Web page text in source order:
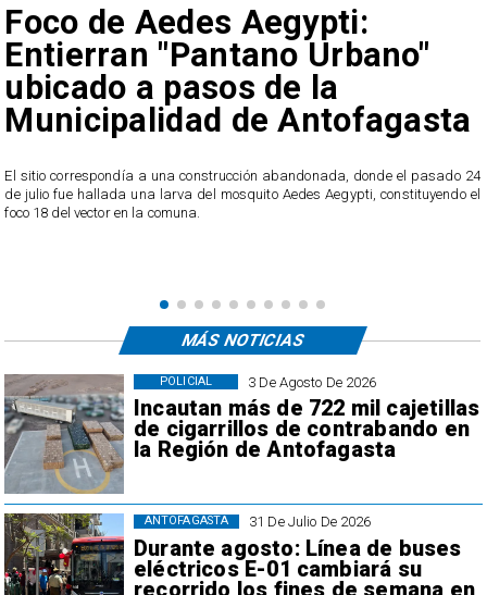
Foco de Aedes Aegypti:
Entierran "Pantano Urbano"
ubicado a pasos de la
Municipalidad de Antofagasta
El sitio correspondía a una construcción abandonada, donde el pasado 24
de julio fue hallada una larva del mosquito Aedes Aegypti, constituyendo el
foco 18 del vector en la comuna.
3 De Agosto De 2026
Incautan más de 722 mil cajetillas
de cigarrillos de contrabando en
la Región de Antofagasta
POLICIAL
31 De Julio De 2026
Durante agosto: Línea de buses
eléctricos E-01 cambiará su
recorrido los fines de semana en
ANTOFAGASTA
MÁS NOTICIAS